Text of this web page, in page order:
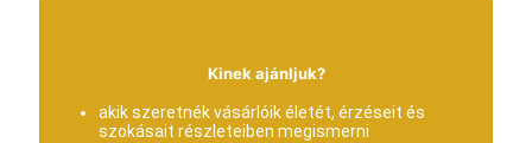
Kinek ajánljuk?
akik szeretnék vásárlóik életét, érzéseit és
szokásait részleteiben megismerni